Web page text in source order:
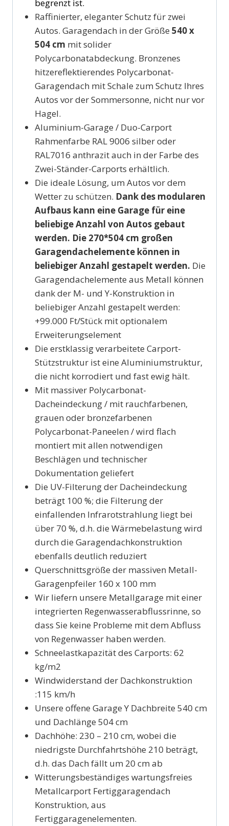
begrenzt ist.
Raffinierter, eleganter Schutz für zwei
Autos. Garagendach in der Größe 540 x
504 cm mit solider
Polycarbonatabdeckung. Bronzenes
hitzereflektierendes Polycarbonat-
Garagendach mit Schale zum Schutz Ihres
Autos vor der Sommersonne, nicht nur vor
Hagel.
Aluminium-Garage / Duo-Carport
Rahmenfarbe RAL 9006 silber oder
RAL7016 anthrazit auch in der Farbe des
Zwei-Ständer-Carports erhältlich.
Die ideale Lösung, um Autos vor dem
Wetter zu schützen. Dank des modularen
Aufbaus kann eine Garage für eine
beliebige Anzahl von Autos gebaut
werden. Die 270*504 cm großen
Garagendachelemente können in
beliebiger Anzahl gestapelt werden. Die
Garagendachelemente aus Metall können
dank der M- und Y-Konstruktion in
beliebiger Anzahl gestapelt werden:
+99.000 Ft/Stück mit optionalem
Erweiterungselement
Die erstklassig verarbeitete Carport-
Stützstruktur ist eine Aluminiumstruktur,
die nicht korrodiert und fast ewig hält.
Mit massiver Polycarbonat-
Dacheindeckung / mit rauchfarbenen,
grauen oder bronzefarbenen
Polycarbonat-Paneelen / wird flach
montiert mit allen notwendigen
Beschlägen und technischer
Dokumentation geliefert
Die UV-Filterung der Dacheindeckung
beträgt 100 %; die Filterung der
einfallenden Infrarotstrahlung liegt bei
über 70 %, d.h. die Wärmebelastung wird
durch die Garagendachkonstruktion
ebenfalls deutlich reduziert
Querschnittsgröße der massiven Metall-
Garagenpfeiler 160 x 100 mm
Wir liefern unsere Metallgarage mit einer
integrierten Regenwasserabflussrinne, so
dass Sie keine Probleme mit dem Abfluss
von Regenwasser haben werden.
Schneelastkapazität des Carports: 62
kg/m2
Windwiderstand der Dachkonstruktion
:115 km/h
Unsere offene Garage Y Dachbreite 540 cm
und Dachlänge 504 cm
Dachhöhe: 230 – 210 cm, wobei die
niedrigste Durchfahrtshöhe 210 beträgt,
d.h. das Dach fällt um 20 cm ab
Witterungsbeständiges wartungsfreies
Metallcarport Fertiggaragendach
Konstruktion, aus
Fertiggaragenelementen.